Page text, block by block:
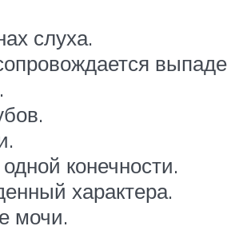
слуха.
конечности.
характера.
мочи.